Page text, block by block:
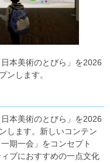
本美術のとびら」を2026
ンします。
本美術のとびら」を2026
します。新しいコンテン
期一会」をコンセプト
ブにおすすめの一点文化